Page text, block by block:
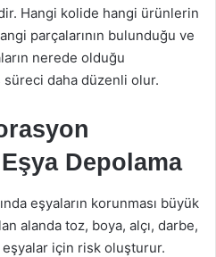
Hangi kolide hangi ürünlerin
parçalarının bulunduğu ve
nerede olduğu
daha düzenli olur.
Depolama
eşyaların korunması büyük
alanda toz, boya, alçı, darbe,
için risk oluşturur.